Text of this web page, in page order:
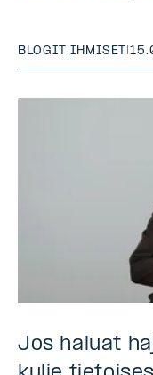
BLOGIT |IHMISET |
Jos haluat